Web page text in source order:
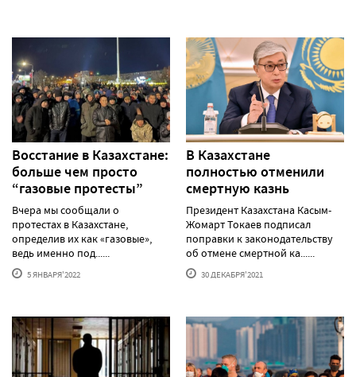
Восстание в Казахстане:
больше чем просто
“газовые протесты”
Вчера мы сообщали о
протестах в Казахстане,
определив их как «газовые»,
ведь именно под......
5 ЯНВАРЯ'2022
В Казахстане
полностью отменили
смертную казнь
Президент Казахстана Касым-
Жомарт Токаев подписал
поправки к законодательству
об отмене смертной ка......
30 ДЕКАБРЯ'2021